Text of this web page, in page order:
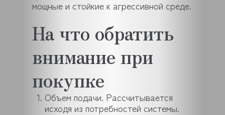
мощные и стойкие к агрессивной среде.
На что обратить
внимание при
покупке
Объем подачи. Рассчитывается
исходя из потребностей системы.